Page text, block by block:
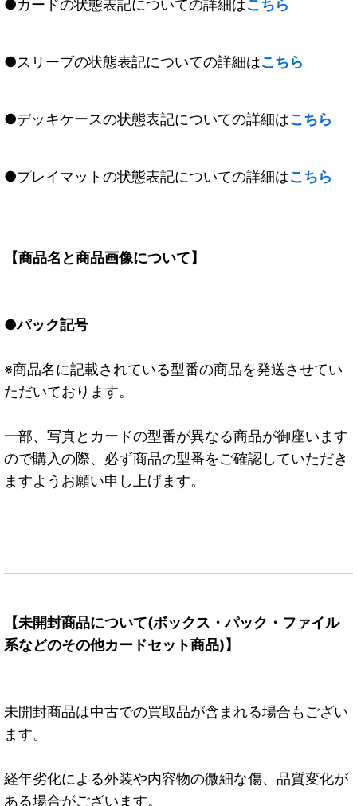
●カードの状態表記についての詳細はこちら
●スリーブの状態表記についての詳細はこちら
●デッキケースの状態表記についての詳細はこちら
●プレイマットの状態表記についての詳細はこちら
【商品名と商品画像について】
●パック記号
※商品名に記載されている型番の商品を発送させてい
ただいております。
一部、写真とカードの型番が異なる商品が御座います
ので購入の際、必ず商品の型番をご確認していただき
ますようお願い申し上げます。
【未開封商品について(ボックス・パック・ファイル
系などのその他カードセット商品)】
未開封商品は中古での買取品が含まれる場合もござい
ます。
経年劣化による外装や内容物の微細な傷、品質変化が
ある場合がございます。